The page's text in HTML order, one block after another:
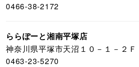
0466-38-2172
ららぽーと湘南平塚店
神奈川県平塚市天沼１０－１－２Ｆ
0463-23-5270